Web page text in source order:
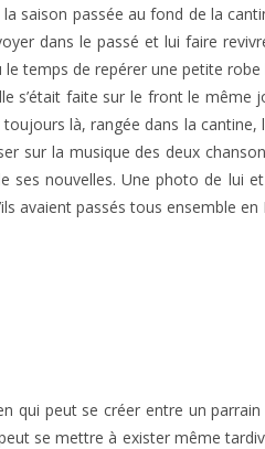
saison passée au fond de la
dans le passé et lui faire
temps de repérer une petite
s’était faite sur le front le
là, rangée dans la
sur la musique des deux
nouvelles. Une photo de lui
avaient passés tous ensemble en
qui peut se créer entre un
se mettre à exister même